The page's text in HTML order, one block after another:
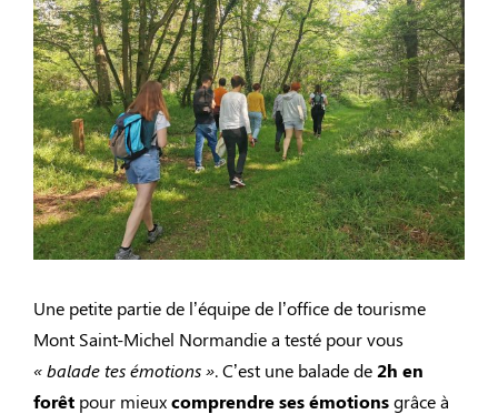
Une petite partie de l’équipe de l’office de tourisme
Mont Saint-Michel Normandie a testé pour vous
« balade tes émotions ». C’est une balade de2h en
forêt pour mieuxcomprendre ses émotionsgrâce à